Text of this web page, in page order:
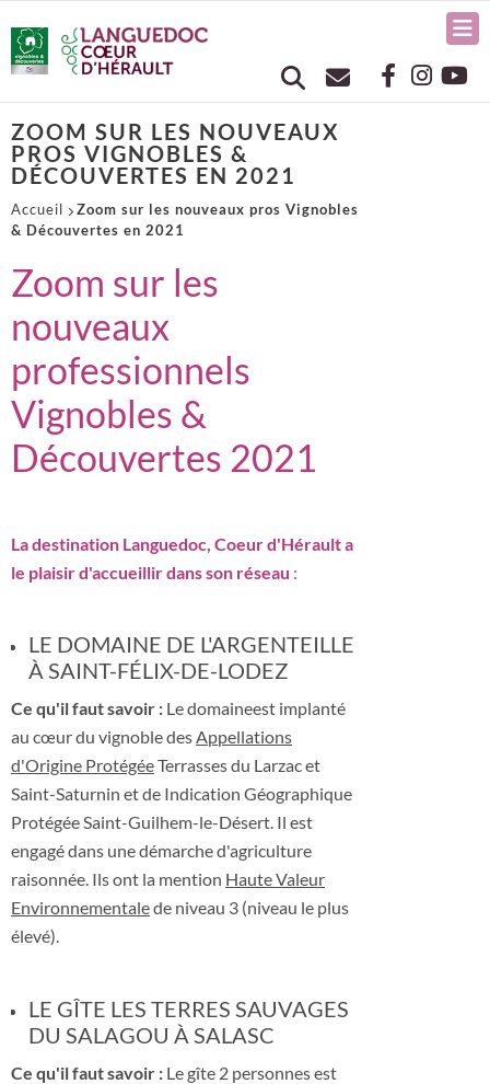
ZOOM SUR LES NOUVEAUX
PROS VIGNOBLES &
DÉCOUVERTES EN 2021
Accueil
Zoom sur les nouveaux pros Vignobles
& Découvertes en 2021
Zoom sur les
nouveaux
professionnels
Vignobles &
Découvertes 2021
La destination Languedoc, Coeur d'Hérault a
le plaisir d'accueillir dans son réseau :
LE DOMAINE DE L'ARGENTEILLE
À SAINT-FÉLIX-DE-LODEZ
Ce qu'il faut savoir : Le domaineest implanté
au cœur du vignoble desAppellations
d'Origine ProtégéeTerrasses du Larzac et
Saint-Saturnin et de Indication Géographique
Protégée Saint-Guilhem-le-Désert. Il est
engagé dans une démarche d'agriculture
raisonnée. Ils ont la mention Haute Valeur
Environnementalede niveau 3 (niveau le plus
élevé).
LE GÎTE LES TERRES SAUVAGES
DU SALAGOU À SALASC
Ce qu'il faut savoir : Le gîte 2 personnes est